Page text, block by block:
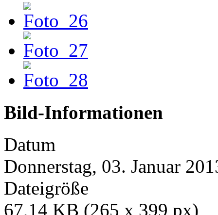
Bild-Informationen
Datum
Donnerstag, 03. Januar
Dateigröße
67,14 KB (265 x 399 px)